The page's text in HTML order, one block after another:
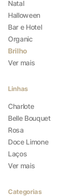
Natal
Halloween
Bar e Hotel
Organic
Brilho
Ver mais
Linhas
Charlote
Belle Bouquet
Rosa
Doce Limone
Laços
Ver mais
Categorias